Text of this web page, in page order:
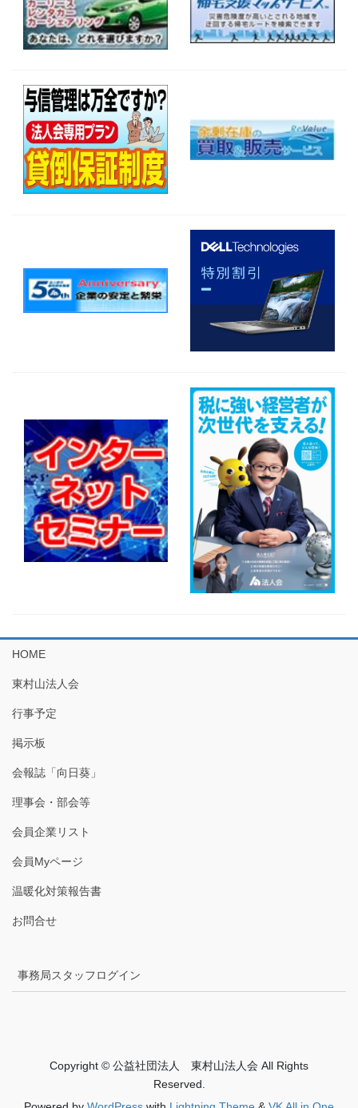
HOME
東村山法人会
行事予定
掲示板
会報誌「向日葵」
理事会・部会等
会員企業リスト
会員Myページ
温暖化対策報告書
お問合せ
事務局スタッフログイン
Copyright © 公益社団法人 東村山法人会 All Rights
Reserved.